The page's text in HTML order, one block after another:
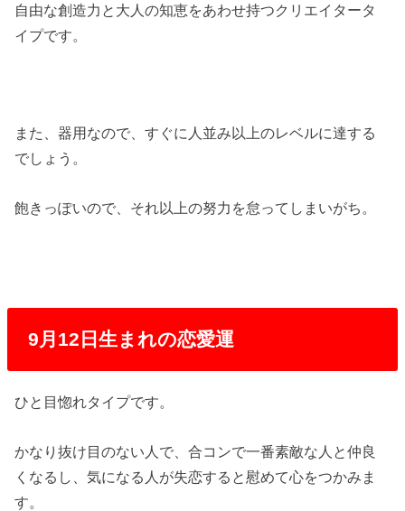
自由な創造力と大人の知恵をあわせ持つクリエイタータ
イプです。
また、器用なので、すぐに人並み以上のレベルに達する
でしょう。
飽きっぽいので、それ以上の努力を怠ってしまいがち。
9月12日生まれの恋愛運
ひと目惚れタイプです。
かなり抜け目のない人で、合コンで一番素敵な人と仲良
くなるし、気になる人が失恋すると慰めて心をつかみま
す。